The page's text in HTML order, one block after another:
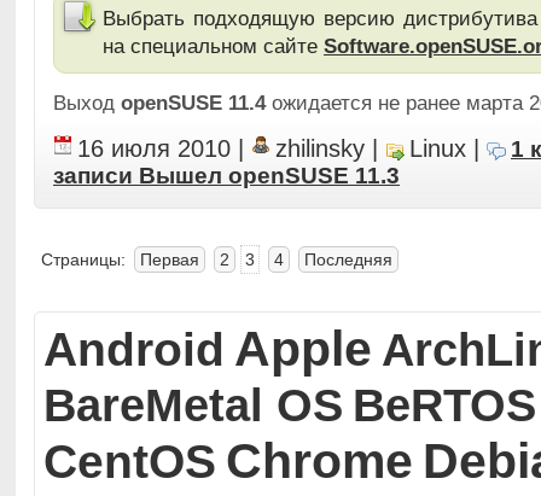
Выбрать подходящую версию
на специальном сайте
Выход openSUSE 11.4ожидается не ранее марта
16 июля 2010 zhilinsky Linux
1
записи Вышел openSUSE 11.3
Страницы: Первая 2 3 4 Последняя
Android Apple
BareMetal OS BeRTOS
CentOS Chrome